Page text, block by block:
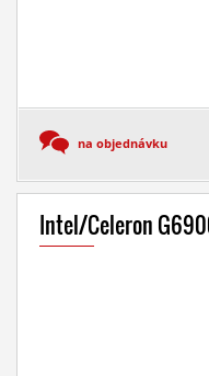
na objednávku
Intel/Celeron